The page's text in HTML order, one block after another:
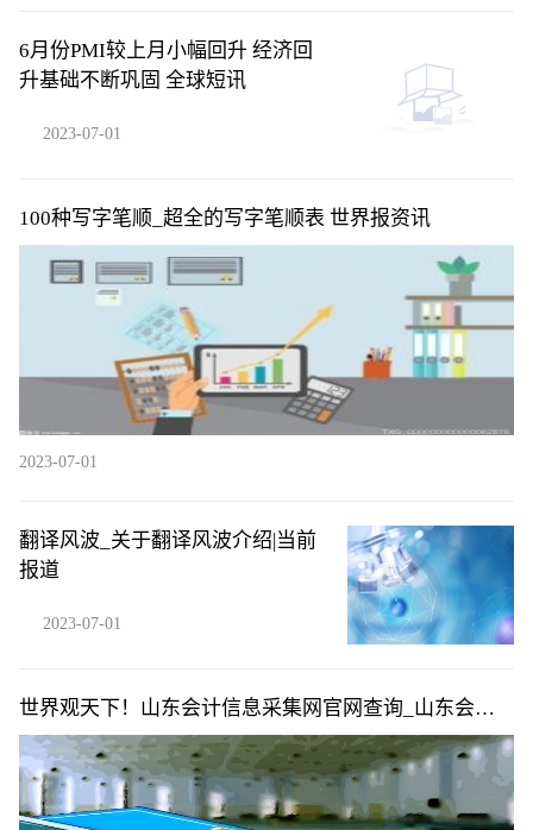
6月份PMI较上月小幅回升 经济回
升基础不断巩固 全球短讯
2023-07-01
100种写字笔顺_超全的写字笔顺表 世界报资讯
2023-07-01
翻译风波_关于翻译风波介绍|当前
报道
2023-07-01
世界观天下！山东会计信息采集网官网查询_山东会计
信息采集网官网